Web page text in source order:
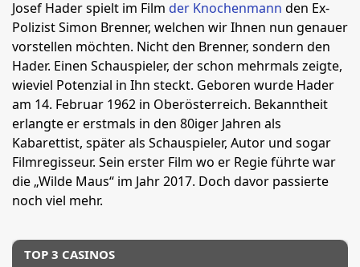
Josef Hader spielt im Film der Knochenmann den Ex-
Polizist Simon Brenner, welchen wir Ihnen nun genauer
vorstellen möchten. Nicht den Brenner, sondern den
Hader. Einen Schauspieler, der schon mehrmals zeigte,
wieviel Potenzial in Ihn steckt. Geboren wurde Hader
am 14. Februar 1962 in Oberösterreich. Bekanntheit
erlangte er erstmals in den 80iger Jahren als
Kabarettist, später als Schauspieler, Autor und sogar
Filmregisseur. Sein erster Film wo er Regie führte war
die „Wilde Maus“ im Jahr 2017. Doch davor passierte
noch viel mehr.
TOP 3 CASINOS